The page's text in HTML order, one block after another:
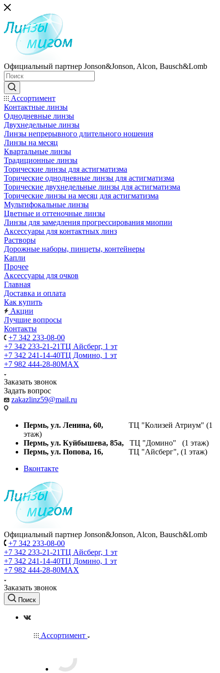
Официальный партнер Jonson&Jonson, Alcon, Bausch&Lomb
Ассортимент
Контактные линзы
Однодневные линзы
Двухнедельные линзы
Линзы непрерывного длительного ношения
Линзы на месяц
Квартальные линзы
Традиционные линзы
Торические линзы для астигматизма
Торические однодневные линзы для астигматизма
Торические двухнедельные линзы для астигматизма
Торические линзы на месяц для астигматизма
Мультифокальные линзы
Цветные и оттеночные линзы
Линзы для замедления прогрессирования миопии
Аксессуары для контактных линз
Растворы
Дорожные наборы, пинцеты, контейнеры
Капли
Прочее
Аксессуары для очков
Главная
Доставка и оплата
Как купить
Акции
Лучшие вопросы
Контакты
+7 342 233-08-00
+7 342 233-21-21ТЦ Айсберг, 1 эт
+7 342 241-14-40ТЦ Домино, 1 эт
+7 982 444-28-80MAX
Заказать звонок
Задать вопрос
zakazlinz59@mail.ru
Пермь, ул. Ленина, 60, ТЦ "Колизей Атриум" (1
этаж)
Пермь, ул. Куйбышева, 85а, ТЦ "Домино" (1 этаж)
Пермь, ул. Попова, 16, ТЦ "Айсберг", (1 этаж)
Вконтакте
Официальный партнер Jonson&Jonson, Alcon, Bausch&Lomb
+7 342 233-08-00
+7 342 233-21-21ТЦ Айсберг, 1 эт
+7 342 241-14-40ТЦ Домино, 1 эт
+7 982 444-28-80MAX
Заказать звонок
Поиск
Ассортимент